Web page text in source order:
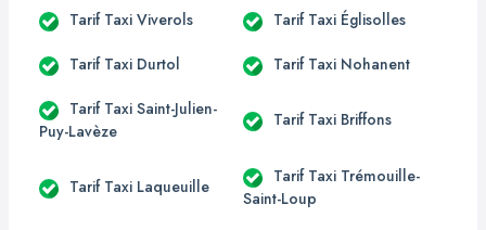
Tarif Taxi Viverols Tarif Taxi Églisolles
Tarif Taxi Durtol Tarif Taxi Nohanent
Tarif Taxi Saint-Julien-
Puy-Lavèze
Tarif Taxi Briffons
Tarif Taxi Laqueuille
Tarif Taxi Trémouille-
Saint-Loup